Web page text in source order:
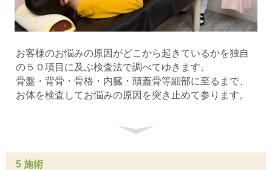
お客様のお悩みの原因がどこから起きているかを独自
の５０項目に及ぶ検査法で調べてゆきます。
骨盤・背骨・骨格・内臓・頭蓋骨等細部に至るまで、
お体を検査してお悩みの原因を突き止めて参ります。
5 施術